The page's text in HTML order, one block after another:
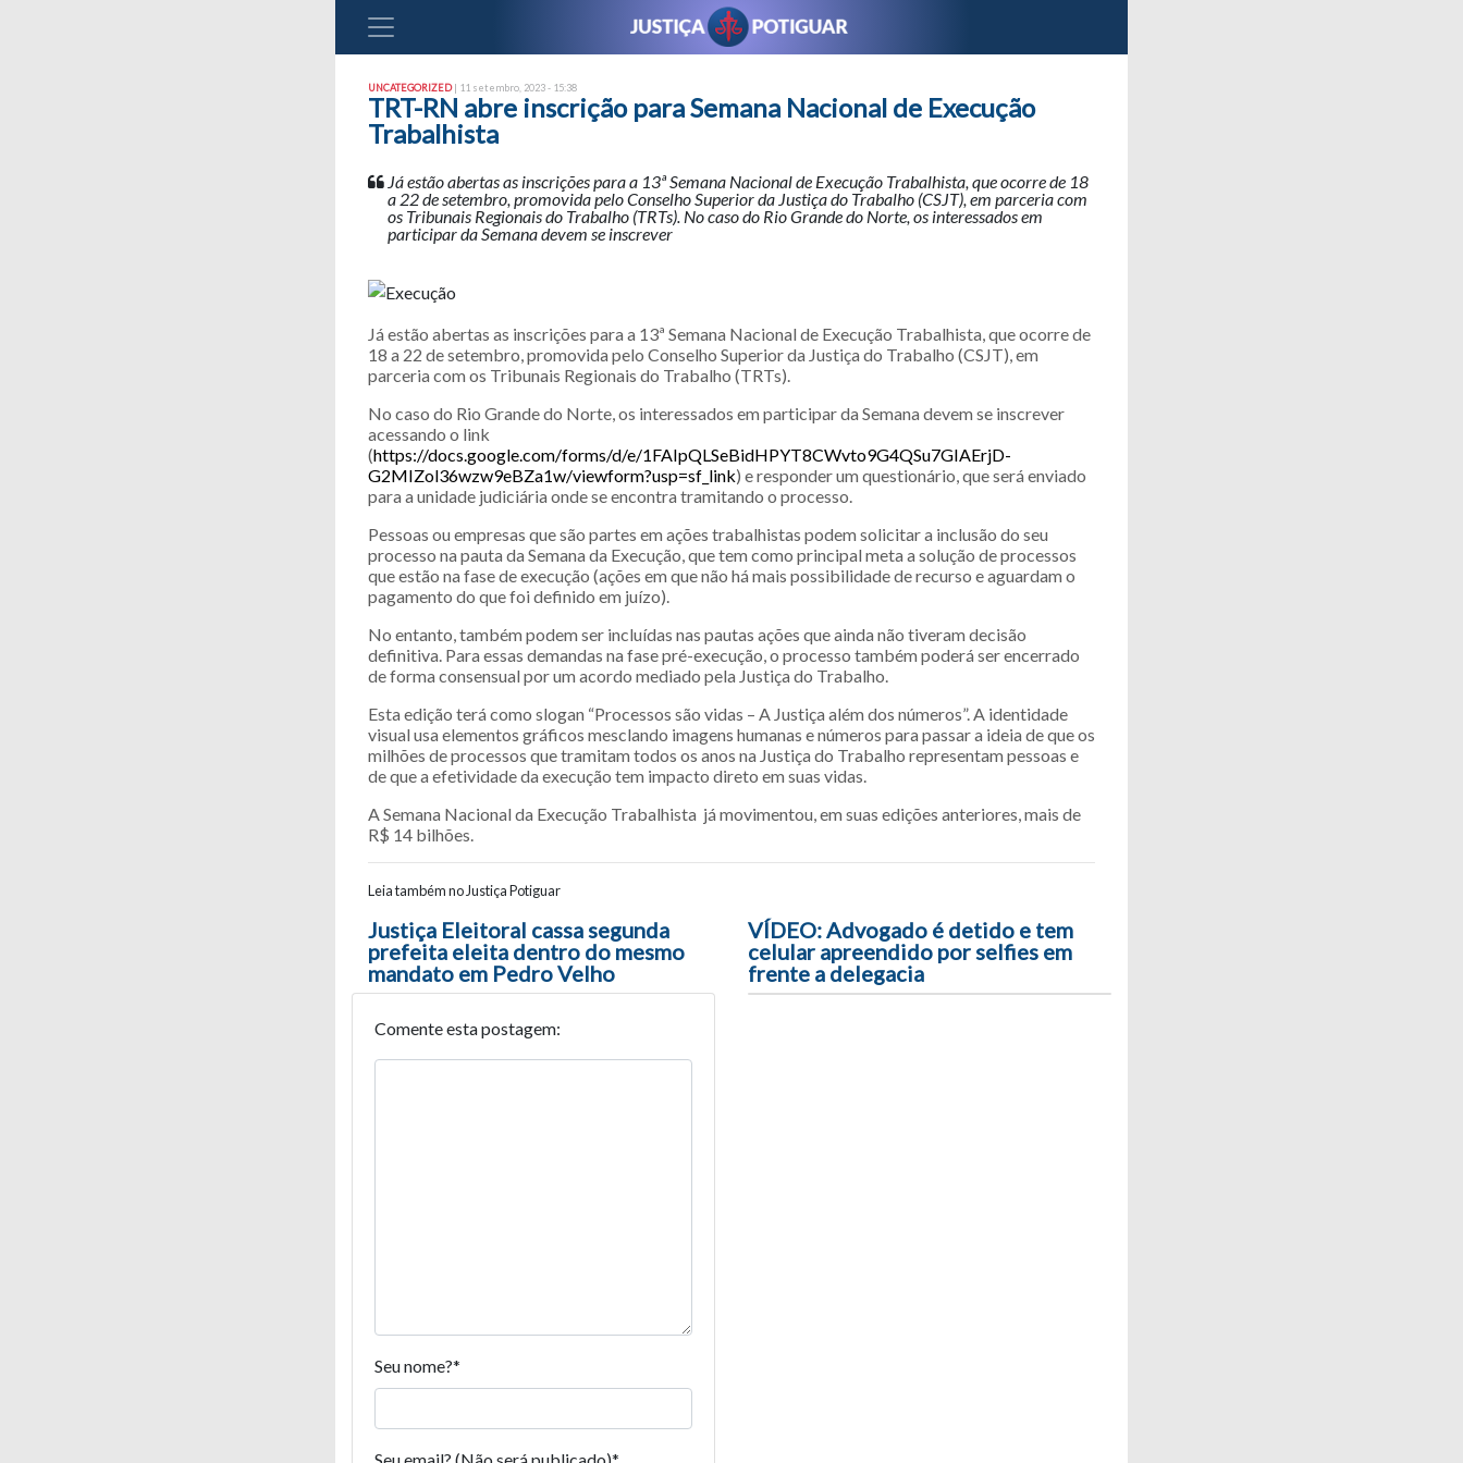
UNCATEGORIZED| 11 setembro, 2023 - 15:38
TRT-RN abre inscrição para Semana Nacional de Execução
Trabalhista
Já estão abertas as inscrições para a 13ª Semana Nacional de Execução Trabalhista, que ocorre de 18
a 22 de setembro, promovida pelo Conselho Superior da Justiça do Trabalho (CSJT), em parceria com
os Tribunais Regionais do Trabalho (TRTs). No caso do Rio Grande do Norte, os interessados em
participar da Semana devem se inscrever
Já estão abertas as inscrições para a 13ª Semana Nacional de Execução Trabalhista, que ocorre de
18 a 22 de setembro, promovida pelo Conselho Superior da Justiça do Trabalho (CSJT), em
parceria com os Tribunais Regionais do Trabalho (TRTs).
No caso do Rio Grande do Norte, os interessados em participar da Semana devem se inscrever
acessando o link
(https://docs.google.com/forms/d/e/1FAIpQLSeBidHPYT8CWvto9G4QSu7GIAErjD-
G2MIZol36wzw9eBZa1w/viewform?usp=sf_link) e responder um questionário, que será enviado
para a unidade judiciária onde se encontra tramitando o processo.
Pessoas ou empresas que são partes em ações trabalhistas podem solicitar a inclusão do seu
processo na pauta da Semana da Execução, que tem como principal meta a solução de processos
que estão na fase de execução (ações em que não há mais possibilidade de recurso e aguardam o
pagamento do que foi definido em juízo).
No entanto, também podem ser incluídas nas pautas ações que ainda não tiveram decisão
definitiva. Para essas demandas na fase pré-execução, o processo também poderá ser encerrado
de forma consensual por um acordo mediado pela Justiça do Trabalho.
Esta edição terá como slogan “Processos são vidas – A Justiça além dos números”. A identidade
visual usa elementos gráficos mesclando imagens humanas e números para passar a ideia de que os
milhões de processos que tramitam todos os anos na Justiça do Trabalho representam pessoas e
de que a efetividade da execução tem impacto direto em suas vidas.
A Semana Nacional da Execução Trabalhista já movimentou, em suas edições anteriores, mais de
R$ 14 bilhões.
Leia também no Justiça Potiguar
Navegação entre posts
Justiça Eleitoral cassa segunda
prefeita eleita dentro do mesmo
mandato em Pedro Velho
VÍDEO: Advogado é detido e tem
celular apreendido por selfies em
frente a delegacia
Comente esta postagem:
Seu nome?*